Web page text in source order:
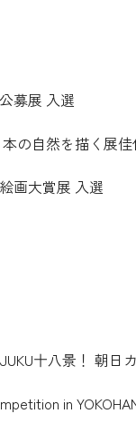
募展 入選
の自然を描く展
画大賞展 入選
十八景！ 朝
in